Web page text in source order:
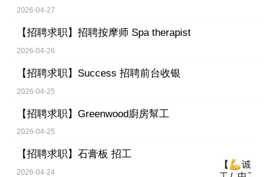
2026-04-27
【招聘求职】 招聘按摩师 Spa therapist
2026-04-26
【招聘求职】 Success 招聘前台收银
2026-04-25
【招聘求职】 Greenwood廚房幫工
2026-04-25
【招聘求职】 石膏板 招工
2026-04-24